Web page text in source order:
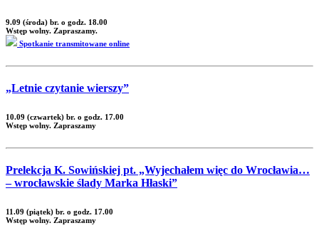
9.09 (środa) br. o godz. 18.00
Wstęp wolny. Zapraszamy.
Spotkanie transmitowane online
„Letnie czytanie wierszy”
10.09 (czwartek) br. o godz. 17.00
Wstęp wolny. Zapraszamy
Prelekcja K. Sowińskiej pt. „Wyjechałem więc do Wrocławia…
– wrocławskie ślady Marka Hłaski”
11.09 (piątek) br. o godz. 17.00
Wstęp wolny. Zapraszamy